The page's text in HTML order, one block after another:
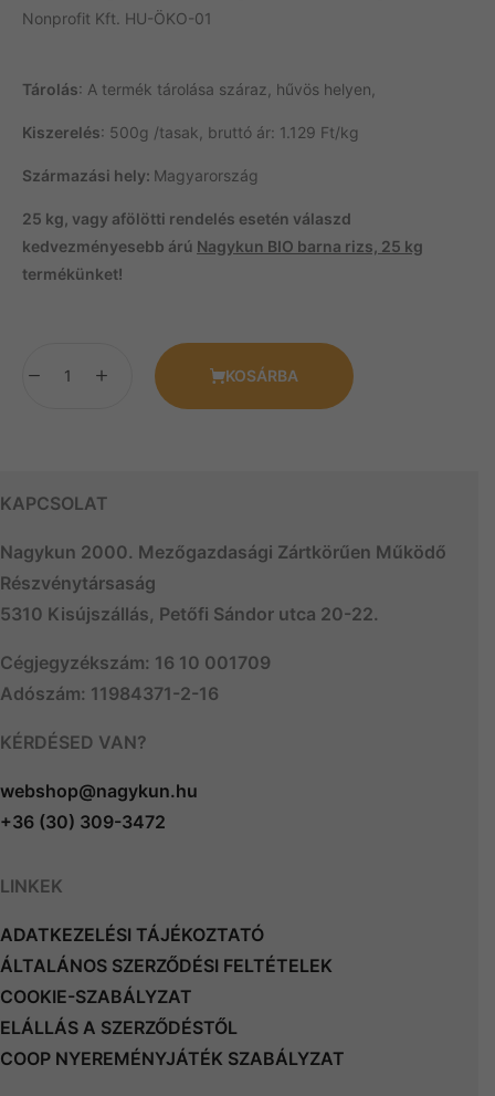
Nonprofit Kft. HU-ÖKO-01
Tárolás: A termék tárolása száraz, hűvös helyen,
Kiszerelés: 500g /tasak, bruttó ár: 1.129 Ft/kg
Származási hely: Magyarország
25 kg, vagy afölötti rendelés esetén válaszd
kedvezményesebb árú Nagykun BIO barna rizs, 25 kg
termékünket!
KOSÁRBA
KAPCSOLAT
Nagykun 2000. Mezőgazdasági Zártkörűen Működő
Részvénytársaság
5310 Kisújszállás, Petőfi Sándor utca 20-22.
Cégjegyzékszám: 16 10 001709
Adószám: 11984371-2-16
KÉRDÉSED VAN?
webshop@nagykun.hu
+36 (30) 309-3472
LINKEK
ADATKEZELÉSI TÁJÉKOZTATÓ
ÁLTALÁNOS SZERZŐDÉSI FELTÉTELEK
COOKIE-SZABÁLYZAT
ELÁLLÁS A SZERZŐDÉSTŐL
COOP NYEREMÉNYJÁTÉK SZABÁLYZAT